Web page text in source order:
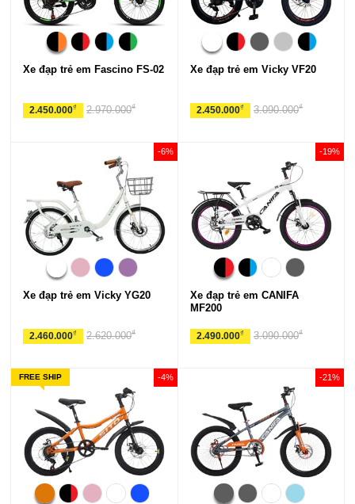
Xe đạp trẻ em Fascino FS-02
2.450.000₫ 2.970.000₫
Xe đạp trẻ em Vicky VF20
2.450.000₫ 3.090.000₫
Xe đạp trẻ em Vicky YG20
2.460.000₫
-6%
2.620.000₫
Xe đạp trẻ em CANIFA
MF200
2.490.000₫
-19%
3.090.000₫
FREE SHIP -4% -21%